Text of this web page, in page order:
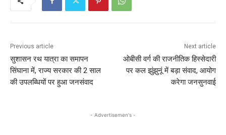
Previous article
सुशासन रथ यात्रा का समापन
सिंघाना में, राज्य सरकार की 2 साल
की उपलब्धियों पर हुआ जनसंवाद
Next article
ओबीसी वर्ग की राजनीतिक हिस्सेदारी
पर कल झुंझुनूं में बड़ा संवाद, आयोग
करेगा जनसुनवाई
- Advertisemen's -